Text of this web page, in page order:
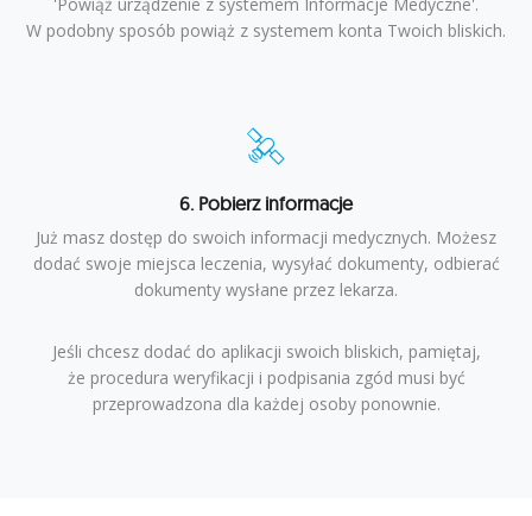
W podobny sposób powiąż z systemem konta Twoich bliskich.
6. Pobierz informacje
Już masz dostęp do swoich informacji medycznych. Możesz
dodać swoje miejsca leczenia, wysyłać dokumenty, odbierać
dokumenty wysłane przez lekarza.
Jeśli chcesz dodać do aplikacji swoich bliskich, pamiętaj,
że procedura weryfikacji i podpisania zgód musi być
przeprowadzona dla każdej osoby ponownie.